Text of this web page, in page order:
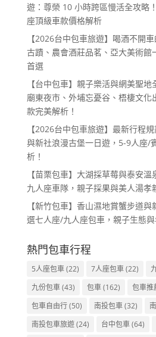
遊：尊榮 10 小時跨區慢活全攻略
座頂級車款價格解析
【2026台中包車旅遊】喝酒不開
古蹟、農會酒莊品茗、亞大美術館
首選
【台中包車】親子樂活與網美聖地
廟東夜市、外埔忘憂谷、梧棲文
款完美解析！
【2026台中包車旅遊】最新行程
與新社浪漫古堡一日遊，5-9人座/
析！
【苗栗包車】大湖採草莓與泰安
九人座車隊，親子採果與美人湯孝
【新竹包車】香山濕地賞蟹步道
選七人座/九人座包車，親子生態
熱門包車行程
5人座包車(22) 7人座包車(22)
九份包車(43) 包車(162) 包車推
包車自由行(50) 南投包車(32)
南投包車旅遊(24) 台中包車(64)